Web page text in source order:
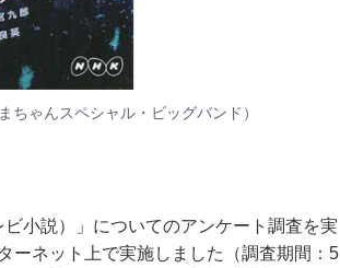
ゃんスペシャル・ビッグバンド）
小説）」についてのアンケート調査を実
ーネット上で実施しました（調査期間：5